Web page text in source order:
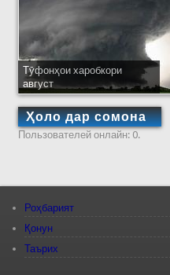
Тӯфонҳои харобкори
август
Ҳоло дар сомона
Пользователей онлайн: 0.
Роҳбарият
Қонун
Таърих